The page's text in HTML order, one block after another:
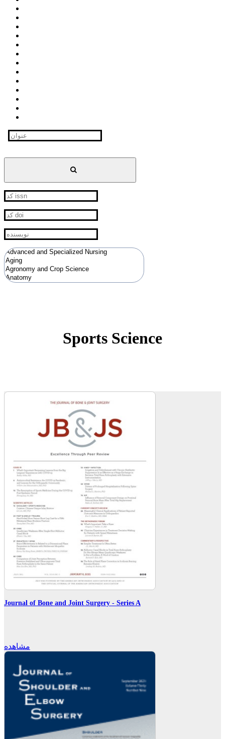
Sports Science
Journal of Bone and Joint Surgery - Series A
مشاهده